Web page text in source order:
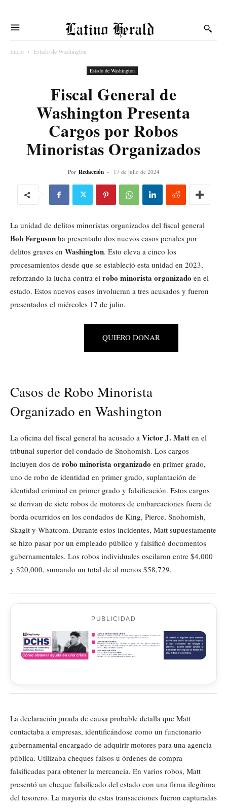
Latino Herald
Inicio Estado de Washington
Estado de Washington
Fiscal General de
Washington Presenta
Cargos por Robos
Minoristas Organizados
Por Redacción - 17 de julio de 2024
La unidad de delitos minoristas organizados del fiscal general
Bob Ferguson ha presentado dos nuevos casos penales por
delitos graves en Washington. Esto eleva a cinco los
procesamientos desde que se estableció esta unidad en 2023,
reforzando la lucha contra el robo minorista organizado en el
estado. Estos nuevos casos involucran a tres acusados y fueron
presentados el miércoles 17 de julio.
QUIERO DONAR
Casos de Robo Minorista
Organizado en Washington
La oficina del fiscal general ha acusado a Victor J. Matt en el
tribunal superior del condado de Snohomish. Los cargos
incluyen dos de robo minorista organizado en primer grado,
uno de robo de identidad en primer grado, suplantación de
identidad criminal en primer grado y falsificación. Estos cargos
se derivan de siete robos de motores de embarcaciones fuera de
borda ocurridos en los condados de King, Pierce, Snohomish,
Skagit y Whatcom. Durante estos incidentes, Matt supuestamente
se hizo pasar por un empleado público y falsificó documentos
gubernamentales. Los robos individuales oscilaron entre $4,000
y $20,000, sumando un total de al menos $58,729.
PUBLICIDAD
La declaración jurada de causa probable detalla que Matt
contactaba a empresas, identificándose como un funcionario
gubernamental encargado de adquirir motores para una agencia
pública. Utilizaba cheques falsos u órdenes de compra
falsificadas para obtener la mercancía. En varios robos, Matt
presentó un cheque falsificado del estado con una firma ilegítima
del tesorero. La mayoría de estas transacciones fueron capturadas